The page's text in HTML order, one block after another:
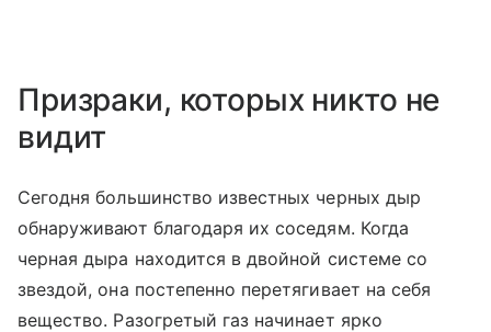
Призраки, которых никто не
видит
Сегодня большинство известных черных дыр
обнаруживают благодаря их соседям. Когда
черная дыра находится в двойной системе со
звездой, она постепенно перетягивает на себя
вещество. Разогретый газ начинает ярко